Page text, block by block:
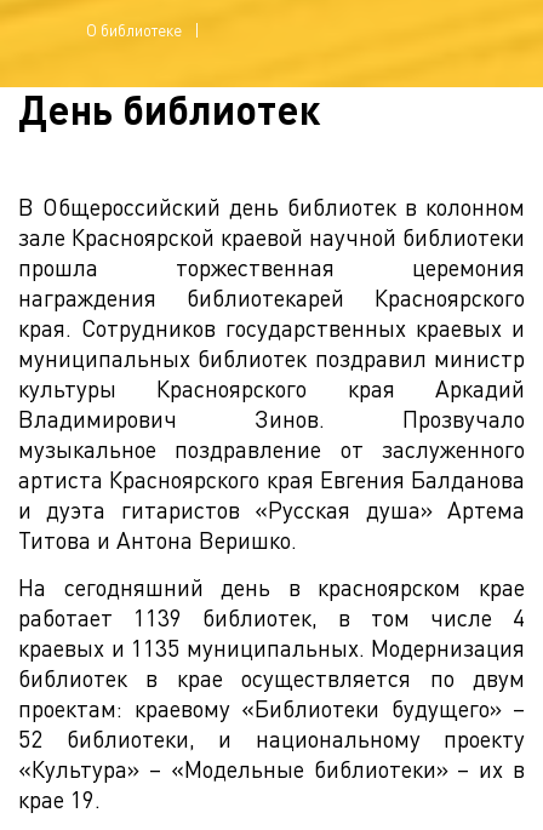
О библиотеке
День библиотек
В Общероссийский день библиотек в колонном
зале Красноярской краевой научной библиотеки
прошла торжественная церемония
награждения библиотекарей Красноярского
края. Сотрудников государственных краевых и
муниципальных библиотек поздравил министр
культуры Красноярского края Аркадий
Владимирович Зинов. Прозвучало
музыкальное поздравление от заслуженного
артиста Красноярского края Евгения Балданова
и дуэта гитаристов «Русская душа» Артема
Титова и Антона Веришко.
На сегодняшний день в красноярском крае
работает 1139 библиотек, в том числе 4
краевых и 1135 муниципальных. Модернизация
библиотек в крае осуществляется по двум
проектам: краевому «Библиотеки будущего» –
52 библиотеки, и национальному проекту
«Культура» – «Модельные библиотеки» – их в
крае 19.